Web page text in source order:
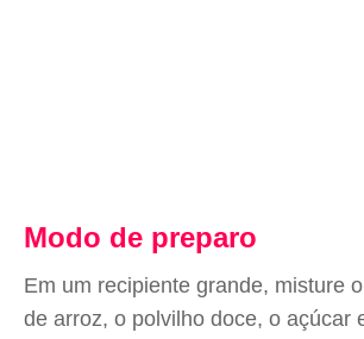
Modo de preparo
Em um recipiente grande, misture
de arroz, o polvilho doce, o açúcar